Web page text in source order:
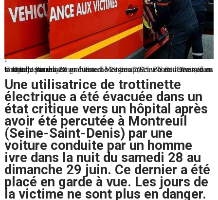
1
Une trentenaire a été grièvement blessée après avoir été renversée en trottinette par un automobiliste à Montreuil (Seine-Saint-Denis) dans la nuit du samedi 28 au dimanche 29 juin 2025. Photo d’illustration. © Djedj / Pixabay
Une utilisatrice de trottinette
électrique a été évacuée dans un
état critique vers un hôpital après
avoir été percutée à Montreuil
(Seine-Saint-Denis) par une
voiture conduite par un homme
ivre dans la nuit du samedi 28 au
dimanche 29 juin. Ce dernier a été
placé en garde à vue. Les jours de
la victime ne sont plus en danger.